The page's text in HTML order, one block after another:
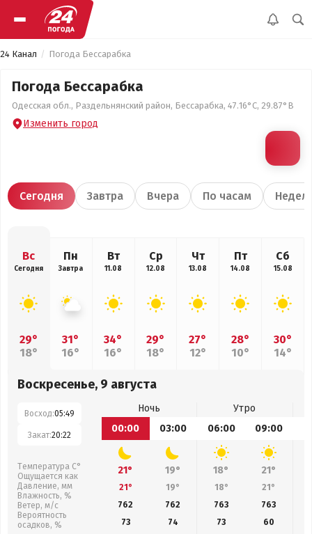
24 Канал Погода Бессарабка
Погода Бессарабка
Одесская обл., Раздельнянский район, Бессарабка, 47.16°С, 29.87°В
Изменить город
Сегодня Завтра Вчера По часам
Вс
Сегодня
29°
18°
Пн
Завтра
31°
16°
Вт
11.08
34°
16°
Ср
12.08
29°
18°
Чт
13.08
27°
12°
Пт
14.08
28°
10°
Сб
15.08
30°
14°
Воскресенье, 9 августа
Восход:05:49
Закат:20:22
Температура С°
Ощущается как
Давление, мм
Влажность, %
Ветер, м/с
Вероятность
осадков, %
Ночь
Утро
00:00
03:00 06:00 09:00
21° 19° 18° 21°
21° 19° 18° 21°
762
762 763 763
73
74 73 60